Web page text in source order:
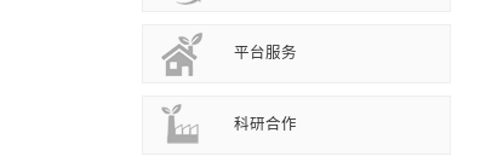
平台服务
科研合作